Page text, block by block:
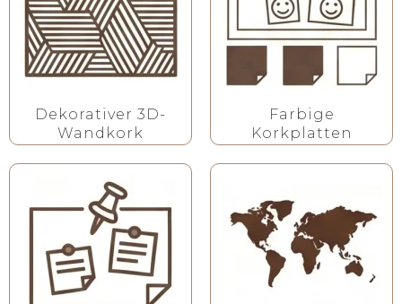
Dekorativer 3D-
Wandkork
Farbige
Korkplatten